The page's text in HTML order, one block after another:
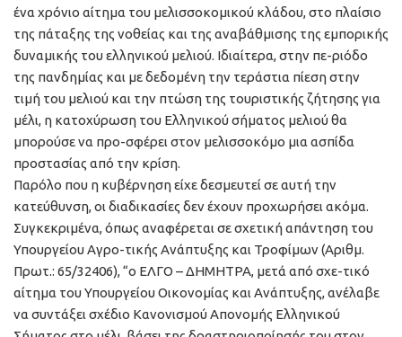
ένα χρόνιο αίτημα του μελισσοκομικού κλάδου, στο πλαίσιο
της πάταξης της νοθείας και της αναβάθμισης της εμπορικής
δυναμικής του ελληνικού μελιού. Ιδιαίτερα, στην πε-ριόδο
της πανδημίας και με δεδομένη την τεράστια πίεση στην
τιμή του μελιού και την πτώση της τουριστικής ζήτησης για
μέλι, η κατοχύρωση του Ελληνικού σήματος μελιού θα
μπορούσε να προ-σφέρει στον μελισσοκόμο μια ασπίδα
προστασίας από την κρίση.
Παρόλο που η κυβέρνηση είχε δεσμευτεί σε αυτή την
κατεύθυνση, οι διαδικασίες δεν έχουν προχωρήσει ακόμα.
Συγκεκριμένα, όπως αναφέρεται σε σχετική απάντηση του
Υπουργείου Αγρο-τικής Ανάπτυξης και Τροφίμων (Αριθμ.
Πρωτ.: 65/32406), “ο ΕΛΓΟ – ΔΗΜΗΤΡΑ, μετά από σχε-τικό
αίτημα του Υπουργείου Οικονομίας και Ανάπτυξης, ανέλαβε
να συντάξει σχέδιο Κανονισμού Απονομής Ελληνικού